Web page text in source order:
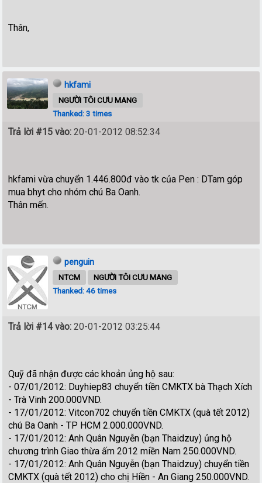
Thân,
hkfami
NGƯỜI TÔI CƯU MANG
Thanked: 3 times
Trả lời #15 vào: 20-01-2012 08:52:34
hkfami vừa chuyển 1.446.800đ vào tk của Pen : DTam góp
mua bhyt cho nhóm chú Ba Oanh.
Thân mến.
penguin
NTCM
NGƯỜI TÔI CƯU MANG
Thanked: 46 times
Trả lời #14 vào: 20-01-2012 03:25:44
Quỹ đã nhận được các khoản ủng hộ sau:
- 07/01/2012: Duyhiep83 chuyển tiền CMKTX bà Thạch Xích
- Trà Vinh 200.000VND.
- 17/01/2012: Vitcon702 chuyển tiền CMKTX (quà tết 2012)
chú Ba Oanh - TP HCM 2.000.000VND.
- 17/01/2012: Anh Quân Nguyễn (bạn Thaidzuy) ủng hộ
chương trình Giao thừa ấm 2012 miền Nam 250.000VND.
- 17/01/2012: Anh Quân Nguyễn (bạn Thaidzuy) chuyển tiền
CMKTX (quà tết 2012) cho chị Hiền - An Giang 250.000VND.